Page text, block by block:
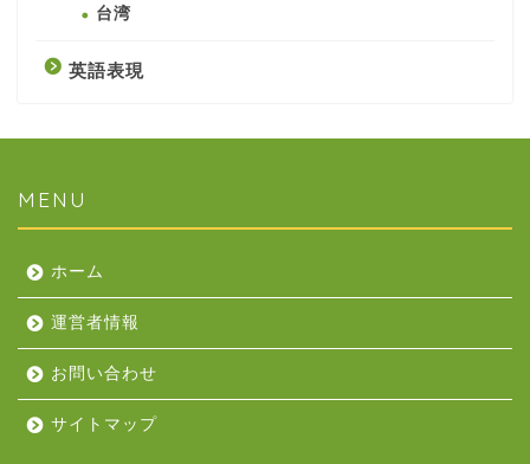
台湾
英語表現
MENU
ホーム
運営者情報
お問い合わせ
サイトマップ